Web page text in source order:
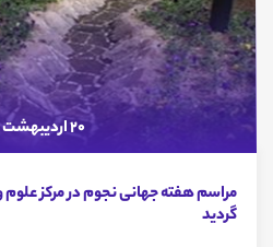
20 اردیبهشت 1391
مراسم هفته جهانی نجوم در مرکز علوم
گردید